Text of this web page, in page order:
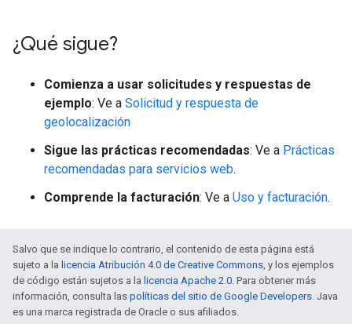
¿Qué sigue?
Comienza a usar solicitudes y respuestas de
ejemplo: Ve a Solicitud y respuesta de
geolocalización
Sigue las prácticas recomendadas: Ve a Prácticas
recomendadas para servicios web.
Comprende la facturación: Ve a Uso y facturación.
Salvo que se indique lo contrario, el contenido de esta página está
sujeto a la licencia Atribución 4.0 de Creative Commons, y los ejemplos
de código están sujetos a la licencia Apache 2.0. Para obtener más
información, consulta las políticas del sitio de Google Developers. Java
es una marca registrada de Oracle o sus afiliados.